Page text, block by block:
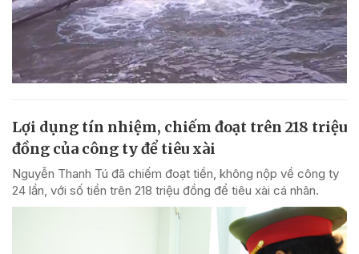
Lợi dụng tín nhiệm, chiếm đoạt trên 218 triệu
đồng của công ty để tiêu xài
Nguyễn Thanh Tú đã chiếm đoạt tiền, không nộp về công ty
24 lần, với số tiền trên 218 triệu đồng để tiêu xài cá nhân.